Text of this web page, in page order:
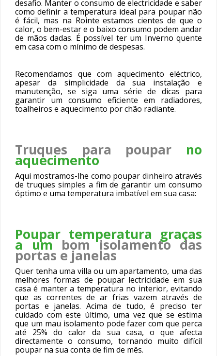
desafio. Manter o consumo de electricidade e saber
como definir a temperatura ideal para poupar não
é fácil, mas na Rointe estamos cientes de que o
calor, o bem-estar e o baixo consumo podem andar
de mãos dadas. É possível ter um Inverno quente
em casa com o mínimo de despesas.
Recomendamos que com aquecimento eléctrico,
apesar da simplicidade da sua instalação e
manutenção, se siga uma série de dicas para
garantir um consumo eficiente em radiadores,
toalheiros e aquecimento por chão radiante.
Truques para poupar no
aquecimento
Aqui mostramos-lhe como poupar dinheiro através
de truques simples a fim de garantir um consumo
óptimo e uma temperatura imbatível em sua casa:
Poupar temperatura graças
a um bom isolamento das
portas e janelas
Quer tenha uma villa ou um apartamento, uma das
melhores formas de poupar lectricidade em sua
casa é manter a temperatura no interior, evitando
que as correntes de ar frias vazem através de
portas e janelas. Acima de tudo, é preciso ter
cuidado com este último, uma vez que se estima
que um mau isolamento pode fazer com que perca
até 25% do calor da sua casa, o que afecta
directamente o consumo, tornando muito difícil
poupar na sua conta de fim de mês.